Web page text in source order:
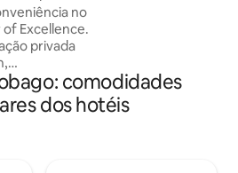
no
Excellence.
privada
restaurantes,
e a tudo o
minutos do
base na ilha de
comodidades
dos hotéis